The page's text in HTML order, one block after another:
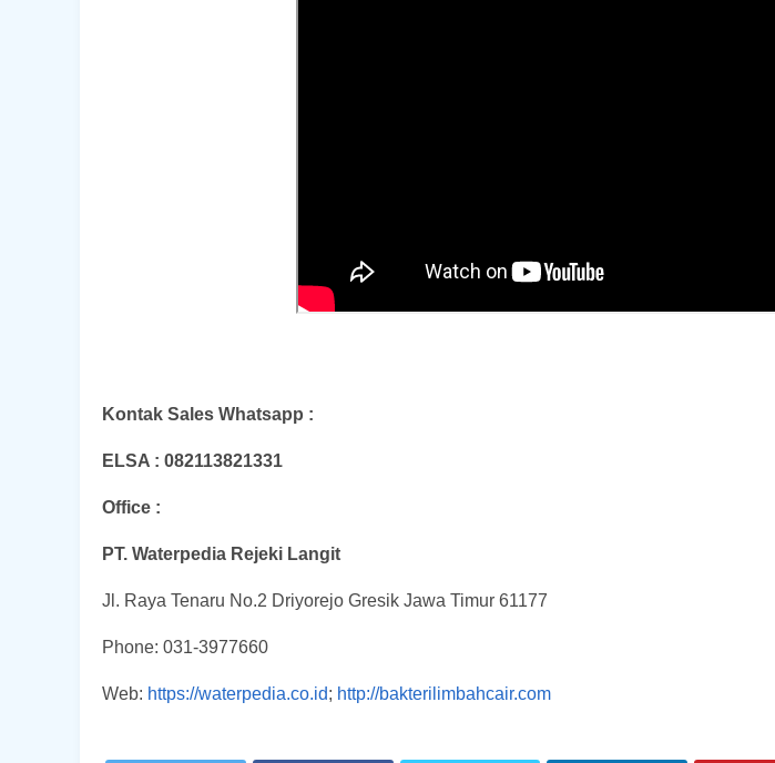
Kontak Sales Whatsapp :
ELSA : 082113821331
Office :
PT. Waterpedia Rejeki Langit
Jl. Raya Tenaru No.2 Driyorejo Gresik Jawa Timur 61177
Phone: 031-3977660
Web: https://waterpedia.co.id; http://bakterilimbahcair.com